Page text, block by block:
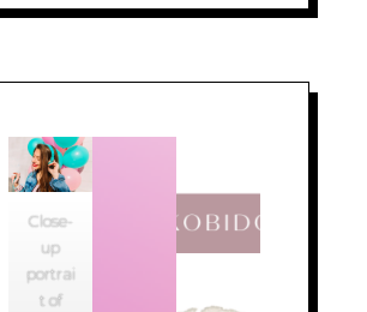
Close-
up
portrai
t of